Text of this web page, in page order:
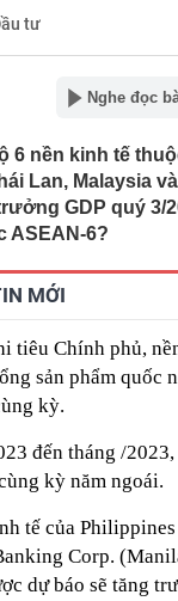
phong độ khiến trai
khoe visual xinh
đọ sắc cùng mẹ -
tính cần làm ngay
tắc bậc nhất Quy
Won
vụ cháy chung cư ở
sau 9 tháng: Chỉ bắt
với chủ hộ kinh
lịch, 3 con giáp này vẫn
6 loại cá biển giá bình
thích mua
tư
Nghe đọc
6 nền kinh tế
Lan, Malaysia
GDP quý 3/
ASEAN-6?
MỚI
tiêu Chính phủ,
sản phẩm quốc
kỳ.
đến tháng /
kỳ năm ngoái.
tế của
Corp.
dự báo sẽ tăng